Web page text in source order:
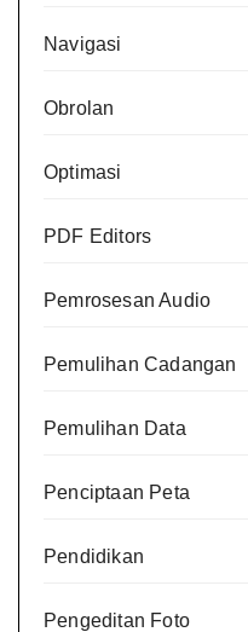
Navigasi
Obrolan
Optimasi
PDF Editors
Pemrosesan Audio
Pemulihan Cadangan
Pemulihan Data
Penciptaan Peta
Pendidikan
Pengeditan Foto